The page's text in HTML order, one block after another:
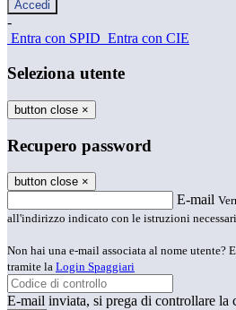
-
Entra con SPID Entra con CIE
Seleziona utente
button close ×
Recupero password
button close ×
E-mail
all'indirizzo indicato con le istruzioni
Non hai una e-mail associata al nome utente?
tramite la Login Spaggiari
E-mail inviata, si prega di controllare la